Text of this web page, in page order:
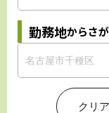
勤務地からさ
クリア